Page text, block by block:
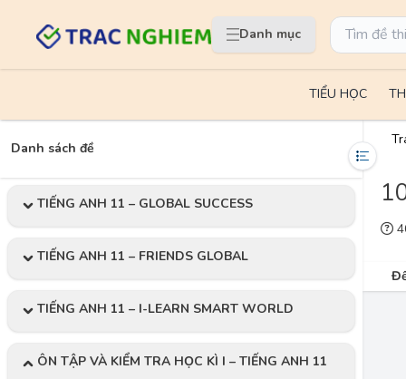
Danh mục
TIỂU HỌC
Danh sách đề
TIẾNG ANH 11 – GLOBAL SUCCESS
TIẾNG ANH 11 – FRIENDS GLOBAL
TIẾNG ANH 11 – I-LEARN SMART WORLD
ÔN TẬP VÀ KIỂM TRA HỌC KÌ I – TIẾNG ANH 11